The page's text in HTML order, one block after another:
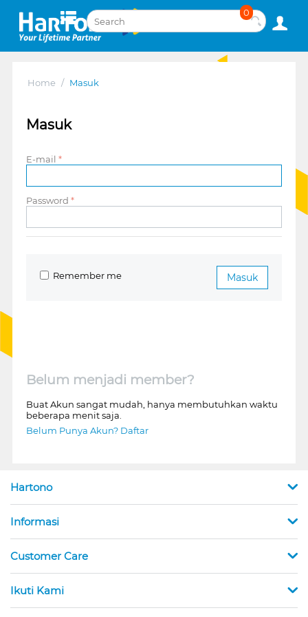
0
Home / Masuk
Masuk
E-mail
Password
Masuk
Remember me
Belum menjadi member?
Buat Akun sangat mudah, hanya membutuhkan waktu
beberapa menit saja.
Belum Punya Akun? Daftar
Hartono
Informasi
Customer Care
Ikuti Kami